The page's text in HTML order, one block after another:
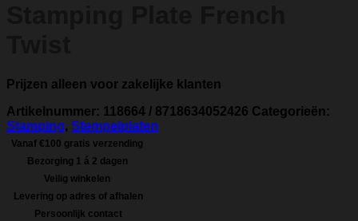
Prijzen alleen voor zakelijke klanten
Artikelnummer: 118664 / 8718634052426 Categorieën:
Stamping, Stempelplaten
Vanaf €100 gratis verzending
Bezorging 1 á 2 dagen
Veilig winkelen
Levering op adres of afhalen
Persoonlijk contact